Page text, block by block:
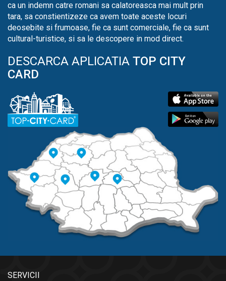
ca un indemn catre romani sa calatoreasca mai mult prin
tara, sa constientizeze ca avem toate aceste locuri
deosebite si frumoase, fie ca sunt comerciale, fie ca sunt
cultural-turistice, si sa le descopere in mod direct.
DESCARCA APLICATIA TOP CITY
CARD
SERVICII